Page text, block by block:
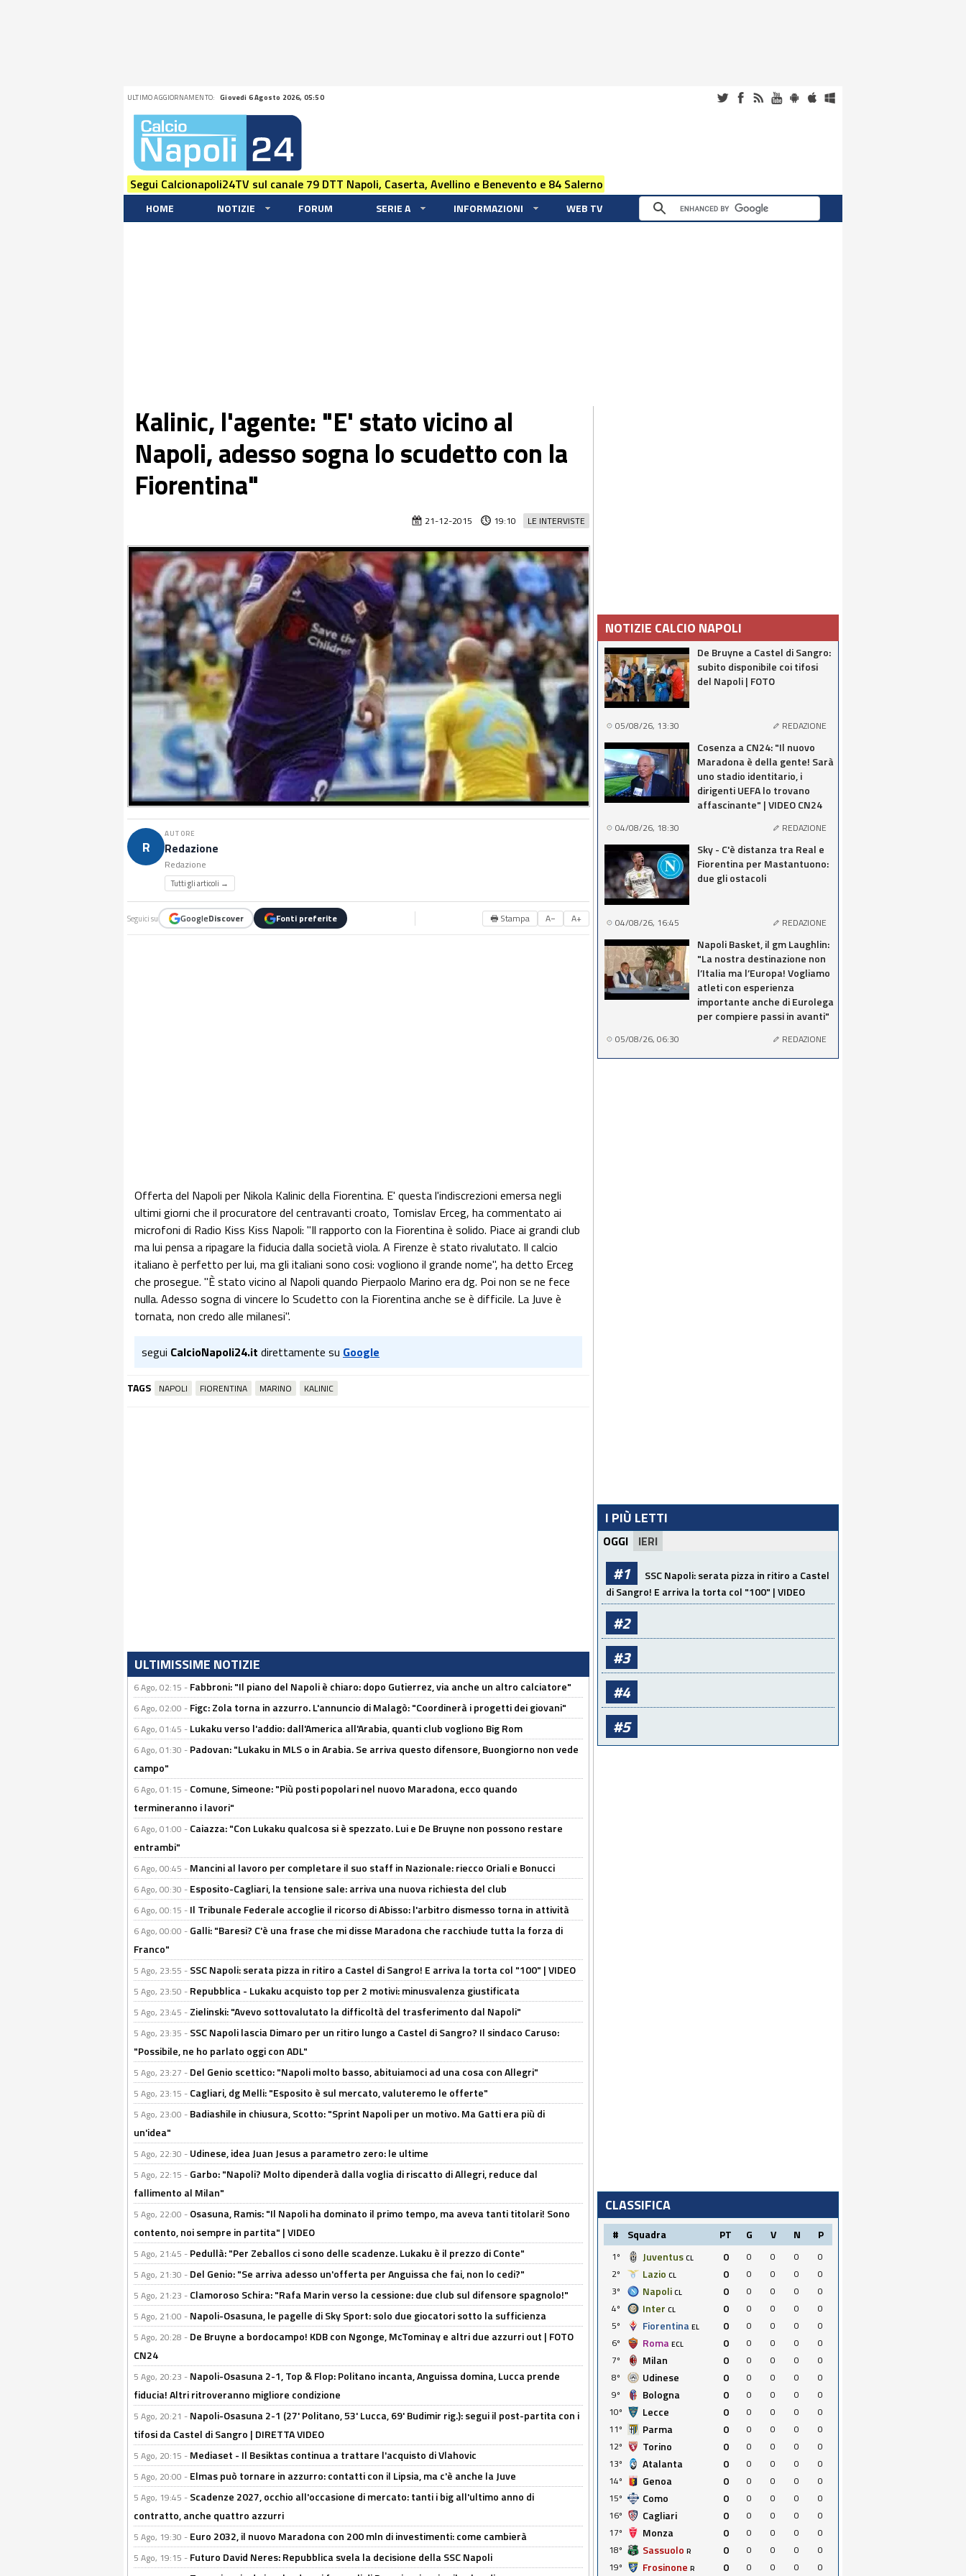
ULTIMO AGGIORNAMENTO: Giovedi 6 Agosto 2026, 05:50
Segui Calcionapoli24TV sul canale 79 DTT Napoli, Caserta, Avellino e Benevento e 84 Salerno
HOME NOTIZIE FORUM SERIE A INFORMAZIONI WEB TV
Kalinic, l'agente: "E' stato vicino al
Napoli, adesso sogna lo scudetto con la
Fiorentina"
LE INTERVISTE
21-12-2015 19:10
R
AUTORE
Redazione
Redazione
Tutti gli articoli →
Seguici su GoogleDiscover Fonti preferite 🖶 Stampa A− A+
Offerta del Napoli per Nikola Kalinic della Fiorentina. E' questa l'indiscrezioni emersa negli
ultimi giorni che il procuratore del centravanti croato, Tomislav Erceg, ha commentato ai
microfoni di Radio Kiss Kiss Napoli: "Il rapporto con la Fiorentina è solido. Piace ai grandi club
ma lui pensa a ripagare la fiducia dalla società viola. A Firenze è stato rivalutato. Il calcio
italiano è perfetto per lui, ma gli italiani sono cosi: vogliono il grande nome", ha detto Erceg
che prosegue. "È stato vicino al Napoli quando Pierpaolo Marino era dg. Poi non se ne fece
nulla. Adesso sogna di vincere lo Scudetto con la Fiorentina anche se è difficile. La Juve è
tornata, non credo alle milanesi".
segui CalcioNapoli24.it direttamente su Google
TAGS NAPOLI FIORENTINA MARINO KALINIC
ULTIMISSIME NOTIZIE
6 Ago, 02:15 - Fabbroni: "Il piano del Napoli è chiaro: dopo Gutierrez, via anche un altro calciatore"
6 Ago, 02:00 - Figc: Zola torna in azzurro. L'annuncio di Malagò: "Coordinerà i progetti dei giovani"
6 Ago, 01:45 - Lukaku verso l'addio: dall'America all'Arabia, quanti club vogliono Big Rom
6 Ago, 01:30 - Padovan: "Lukaku in MLS o in Arabia. Se arriva questo difensore, Buongiorno non vede
campo"
6 Ago, 01:15 - Comune, Simeone: "Più posti popolari nel nuovo Maradona, ecco quando
termineranno i lavori"
6 Ago, 01:00 - Caiazza: "Con Lukaku qualcosa si è spezzato. Lui e De Bruyne non possono restare
entrambi"
6 Ago, 00:45 - Mancini al lavoro per completare il suo staff in Nazionale: riecco Oriali e Bonucci
6 Ago, 00:30 - Esposito-Cagliari, la tensione sale: arriva una nuova richiesta del club
6 Ago, 00:15 - Il Tribunale Federale accoglie il ricorso di Abisso: l'arbitro dismesso torna in attività
6 Ago, 00:00 - Galli: "Baresi? C'è una frase che mi disse Maradona che racchiude tutta la forza di
Franco"
5 Ago, 23:55 - SSC Napoli: serata pizza in ritiro a Castel di Sangro! E arriva la torta col "100" | VIDEO
5 Ago, 23:50 - Repubblica - Lukaku acquisto top per 2 motivi: minusvalenza giustificata
5 Ago, 23:45 - Zielinski: "Avevo sottovalutato la difficoltà del trasferimento dal Napoli"
5 Ago, 23:35 - SSC Napoli lascia Dimaro per un ritiro lungo a Castel di Sangro? Il sindaco Caruso:
"Possibile, ne ho parlato oggi con ADL"
5 Ago, 23:27 - Del Genio scettico: "Napoli molto basso, abituiamoci ad una cosa con Allegri"
5 Ago, 23:15 - Cagliari, dg Melli: "Esposito è sul mercato, valuteremo le offerte"
5 Ago, 23:00 - Badiashile in chiusura, Scotto: "Sprint Napoli per un motivo. Ma Gatti era più di
un'idea"
5 Ago, 22:30 - Udinese, idea Juan Jesus a parametro zero: le ultime
5 Ago, 22:15 - Garbo: "Napoli? Molto dipenderà dalla voglia di riscatto di Allegri, reduce dal
fallimento al Milan"
5 Ago, 22:00 - Osasuna, Ramis: "Il Napoli ha dominato il primo tempo, ma aveva tanti titolari! Sono
contento, noi sempre in partita" | VIDEO
5 Ago, 21:45 - Pedullà: "Per Zeballos ci sono delle scadenze. Lukaku è il prezzo di Conte"
5 Ago, 21:30 - Del Genio: "Se arriva adesso un'offerta per Anguissa che fai, non lo cedi?"
5 Ago, 21:23 - Clamoroso Schira: "Rafa Marin verso la cessione: due club sul difensore spagnolo!"
5 Ago, 21:00 - Napoli-Osasuna, le pagelle di Sky Sport: solo due giocatori sotto la sufficienza
5 Ago, 20:28 - De Bruyne a bordocampo! KDB con Ngonge, McTominay e altri due azzurri out | FOTO
CN24
5 Ago, 20:23 - Napoli-Osasuna 2-1, Top & Flop: Politano incanta, Anguissa domina, Lucca prende
fiducia! Altri ritroveranno migliore condizione
5 Ago, 20:21 - Napoli-Osasuna 2-1 (27' Politano, 53' Lucca, 69' Budimir rig.): segui il post-partita con i
tifosi da Castel di Sangro | DIRETTA VIDEO
5 Ago, 20:15 - Mediaset - Il Besiktas continua a trattare l'acquisto di Vlahovic
5 Ago, 20:00 - Elmas può tornare in azzurro: contatti con il Lipsia, ma c'è anche la Juve
5 Ago, 19:45 - Scadenze 2027, occhio all'occasione di mercato: tanti i big all'ultimo anno di
contratto, anche quattro azzurri
5 Ago, 19:30 - Euro 2032, il nuovo Maradona con 200 mln di investimenti: come cambierà
5 Ago, 19:15 - Futuro David Neres: Repubblica svela la decisione della SSC Napoli
NOTIZIE CALCIO NAPOLI
De Bruyne a Castel di Sangro:
subito disponibile coi tifosi
del Napoli | FOTO
05/08/26, 13:30 REDAZIONE
Cosenza a CN24: "Il nuovo
Maradona è della gente! Sarà
uno stadio identitario, i
dirigenti UEFA lo trovano
affascinante" | VIDEO CN24
04/08/26, 18:30 REDAZIONE
Sky - C'è distanza tra Real e
Fiorentina per Mastantuono:
due gli ostacoli
04/08/26, 16:45 REDAZIONE
Napoli Basket, il gm Laughlin:
"La nostra destinazione non
l’Italia ma l’Europa! Vogliamo
atleti con esperienza
importante anche di Eurolega
per compiere passi in avanti"
05/08/26, 06:30 REDAZIONE
I PIÙ LETTI
OGGI IERI
#1
SSC Napoli: serata pizza in ritiro a Castel
di Sangro! E arriva la torta col "100" | VIDEO
#2
#3
#4
#5
CLASSIFICA
# Squadra PT G V N P
1º Juventus CL 0 0 0 0
0
2º
Lazio CL 0 0 0 0
0
3º
Napoli CL 0 0 0 0
0
4º
Inter CL 0 0 0 0
0
5º
Fiorentina EL 0 0 0 0
0
6º
Roma ECL 0 0 0 0
0
7º
Milan 0 0 0 0
0
8º
Udinese 0 0 0 0
0
9º
Bologna 0 0 0 0
0
10º
Lecce 0 0 0 0
0
11º
Parma 0 0 0 0
0
12º
Torino 0 0 0 0
0
13º
Atalanta 0 0 0 0
0
14º
Genoa 0 0 0 0
0
15º
Como 0 0 0 0
0
16º
Cagliari 0 0 0 0
0
17º
Monza 0 0 0 0
0
18º
Sassuolo R 0 0 0 0
0
19º
Frosinone R 0 0 0 0 0